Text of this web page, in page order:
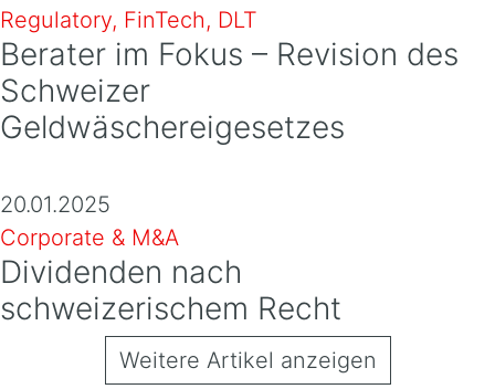
Regulatory, FinTech, DLT
Berater im Fokus – Revision des
Schweizer
Geldwäschereigesetzes
20.01.2025
Corporate & M&A
Dividenden nach
schweizerischem Recht
Weitere Artikel anzeigen